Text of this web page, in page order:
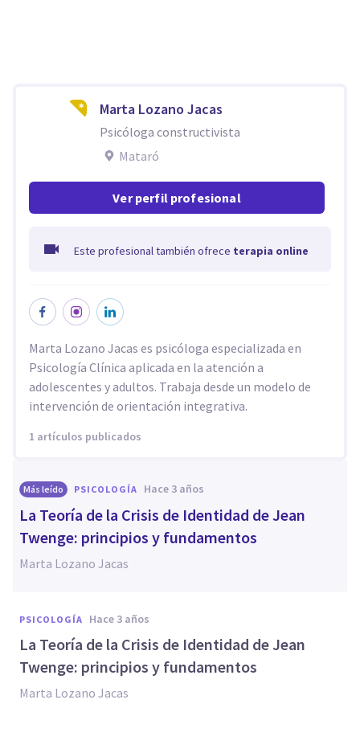
Marta Lozano Jacas
Psicóloga constructivista
Mataró
Ver perfil profesional
Este profesional también ofrece terapia online
Marta Lozano Jacas es psicóloga especializada en
Psicología Clínica aplicada en la atención a
adolescentes y adultos. Trabaja desde un modelo de
intervención de orientación integrativa.
1 artículos publicados
Más leído PSICOLOGÍA hace 3 años
La Teoría de la Crisis de Identidad de Jean
Twenge: principios y fundamentos
Marta Lozano Jacas
PSICOLOGÍA hace 3 años
La Teoría de la Crisis de Identidad de Jean
Twenge: principios y fundamentos
Marta Lozano Jacas